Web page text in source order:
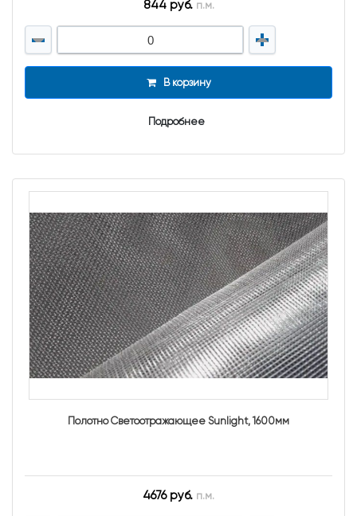
844 руб. п.м.
В корзину
Подробнее
Полотно Светоотражающее Sunlight, 1600мм
4676 руб. п.м.